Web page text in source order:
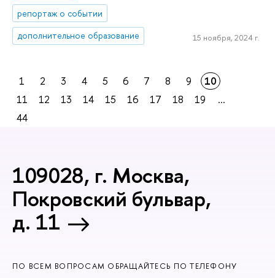
репортаж о событии
дополнительное образование
15 ноября, 2024 г.
1 2 3 4 5 6 7 8 9
10
11
12 13 14 15 16 17 18 19
...
44
109028, г. Москва,
Покровский бульвар,
д. 11
ПО ВСЕМ ВОПРОСАМ ОБРАЩАЙТЕСЬ ПО ТЕЛЕФОНУ